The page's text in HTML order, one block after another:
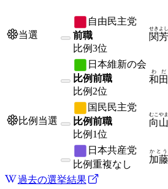
当選
自由民主党
前職
比例3位
関
せき よ
日本維新の会
比例前職
比例 2位
和田
わだ
比例当選
国民民主党
比例前職
比例 1位
向山
むこやま
日本共産党
比例重複なし 加藤
かとう
過去の選挙結果